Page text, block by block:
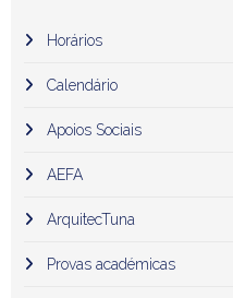
Horários
Calendário
Apoios Sociais
AEFA
ArquitecTuna
Provas académicas